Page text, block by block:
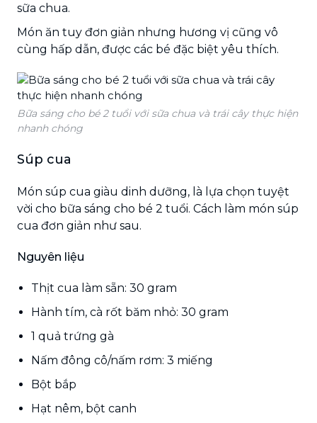
sữa chua.
Món ăn tuy đơn giản nhưng hương vị cũng vô
cùng hấp dẫn, được các bé đặc biệt yêu thích.
Bữa sáng cho bé 2 tuổi với sữa chua và trái cây thực hiện
nhanh chóng
Súp cua
Món súp cua giàu dinh dưỡng, là lựa chọn tuyệt
vời cho bữa sáng cho bé 2 tuổi. Cách làm món súp
cua đơn giản như sau.
Nguyên liệu
Thịt cua làm sẵn: 30 gram
Hành tím, cà rốt băm nhỏ: 30 gram
1 quả trứng gà
Nấm đông cô/nấm rơm: 3 miếng
Bột bắp
Hạt nêm, bột canh